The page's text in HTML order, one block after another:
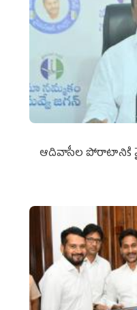
ఆదివాసీల పోరాటానికి